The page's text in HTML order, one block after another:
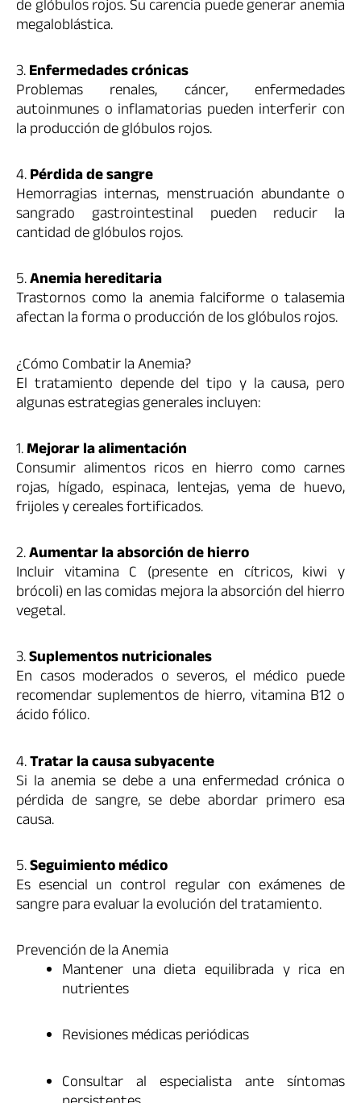
de glóbulos rojos. Su carencia puede generar anemia
megaloblástica.
3.Enfermedades crónicas
Problemas renales, cáncer, enfermedades
autoinmunes o inflamatorias pueden interferir con
la producción de glóbulos rojos.
4.Pérdida de sangre
Hemorragias internas, menstruación abundante o
sangrado gastrointestinal pueden reducir la
cantidad de glóbulos rojos.
5.Anemia hereditaria
Trastornos como la anemia falciforme o talasemia
afectan la forma o producción de los glóbulos rojos.
¿Cómo Combatir la Anemia?
El tratamiento depende del tipo y la causa, pero
algunas estrategias generales incluyen:
1.Mejorar la alimentación
Consumir alimentos ricos en hierro como carnes
rojas, hígado, espinaca, lentejas, yema de huevo,
frijoles y cereales fortificados.
2.Aumentar la absorción de hierro
Incluir vitamina C (presente en cítricos, kiwi y
brócoli) en las comidas mejora la absorción del hierro
vegetal.
3.Suplementos nutricionales
En casos moderados o severos, el médico puede
recomendar suplementos de hierro, vitamina B12 o
ácido fólico.
4.Tratar la causa subyacente
Si la anemia se debe a una enfermedad crónica o
pérdida de sangre, se debe abordar primero esa
causa.
5.Seguimiento médico
Es esencial un control regular con exámenes de
sangre para evaluar la evolución del tratamiento.
Prevención de la Anemia
Mantener una dieta equilibrada y rica en
nutrientes
Revisiones médicas periódicas
Consultar al especialista ante síntomas